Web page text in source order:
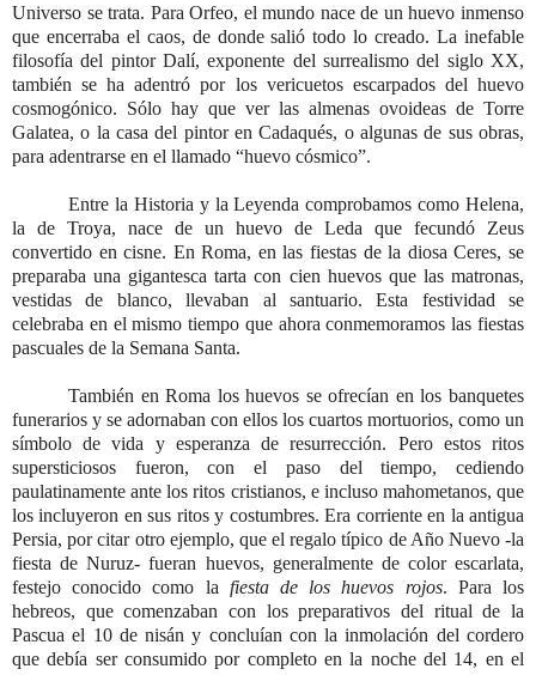
Universo se trata. Para Orfeo, el mundo nace de un huevo inmenso
que encerraba el caos, de donde salió todo lo creado. La inefable
filosofía del pintor Dalí, exponente del surrealismo del siglo XX,
también se ha adentró por los vericuetos escarpados del huevo
cosmogónico. Sólo hay que ver las almenas ovoideas de Torre
Galatea, o la casa del pintor en Cadaqués, o algunas de sus obras,
para adentrarse en el llamado “huevo cósmico”.
Entre la Historia y la Leyenda comprobamos como Helena,
la de Troya, nace de un huevo de Leda que fecundó Zeus
convertido en cisne. En Roma, en las fiestas de la diosa Ceres, se
preparaba una gigantesca tarta con cien huevos que las matronas,
vestidas de blanco, llevaban al santuario. Esta festividad se
celebraba en el mismo tiempo que ahora conmemoramos las fiestas
pascuales de la Semana Santa.
También en Roma los huevos se ofrecían en los banquetes
funerarios y se adornaban con ellos los cuartos mortuorios, como un
símbolo de vida y esperanza de resurrección. Pero estos ritos
supersticiosos fueron, con el paso del tiempo, cediendo
paulatinamente ante los ritos cristianos, e incluso mahometanos, que
los incluyeron en sus ritos y costumbres. Era corriente en la antigua
Persia, por citar otro ejemplo, que el regalo típico de Año Nuevo -la
fiesta de Nuruz- fueran huevos, generalmente de color escarlata,
festejo conocido como la fiesta de los huevos rojos. Para los
hebreos, que comenzaban con los preparativos del ritual de la
Pascua el 10 de nisán y concluían con la inmolación del cordero
que debía ser consumido por completo en la noche del 14, en el